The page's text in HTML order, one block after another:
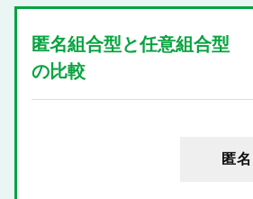
匿名組合型と任意組合型
の比較
匿